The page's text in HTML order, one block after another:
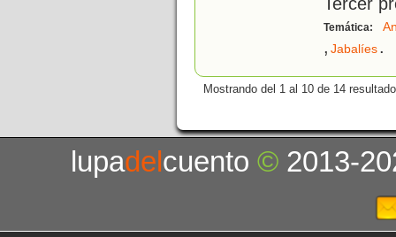
Temática:
, Jabalíes.
Mostrando del 1 al 10 de 14
lupadelcuento© 2013-